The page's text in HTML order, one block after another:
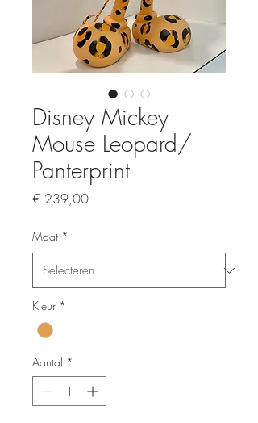
Disney Mickey
Mouse Leopard/
Panterprint
€ 239,00Prijs
Maat *
Kleur *
Aantal *